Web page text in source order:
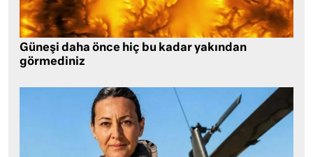
Güneşi daha önce hiç bu kadar yakından
görmediniz